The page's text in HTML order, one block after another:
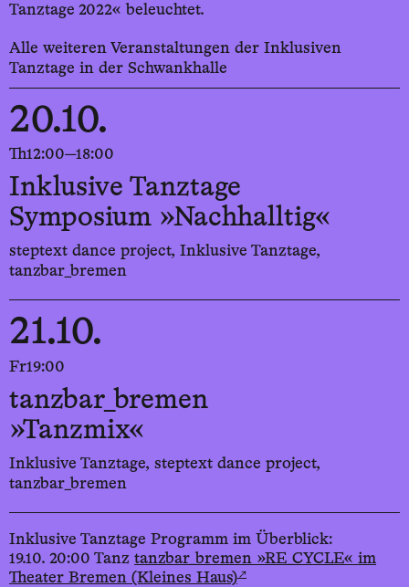
Tanztage 2022« beleuchtet.
Alle weiteren Veranstaltungen der Inklusiven
Tanztage in der Schwankhalle
20.10.
Th12:00—18:00
Inklusive Tanztage
Symposium »Nachhalltig«
steptext dance project, Inklusive Tanztage,
tanzbar_bremen
21.10.
Fr19:00
tanzbar_bremen
»Tanzmix«
Inklusive Tanztage, steptext dance project,
tanzbar_bremen
Inklusive Tanztage Programm im Überblick:
19.10. 20:00 Tanz tanzbar_bremen »RE_CYCLE« im
Theater Bremen (Kleines Haus)↗